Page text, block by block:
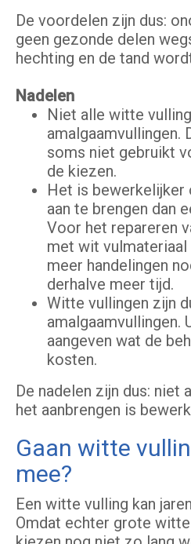
De voordelen zijn dus:
geen gezonde delen
hechting en de tand
Nadelen
Niet alle witte
amalgaamvullingen.
soms niet gebruikt
de kiezen.
Het is bewerkelijker
aan te brengen dan
Voor het repareren
met wit
meer handelingen
derhalve meer tijd.
Witte vullingen zijn
amalgaamvullingen.
aangeven wat de
kosten.
De nadelen zijn dus: niet
het aanbrengen is
Gaan witte
mee?
Een witte vulling kan
Omdat echter grote